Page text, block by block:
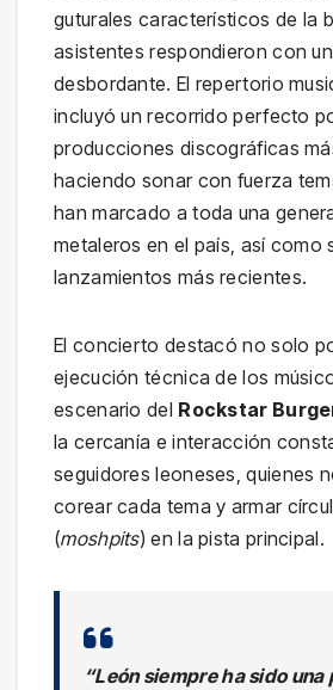
guturales característicos de la
asistentes respondieron con
desbordante. El repertorio
incluyó un recorrido perfecto
producciones discográficas
haciendo sonar con fuerza
han marcado a toda una
metaleros en el país, así como
lanzamientos más recientes.
El concierto destacó no solo
ejecución técnica de los
escenario del Rockstar
la cercanía e interacción
seguidores leoneses, quienes
corear cada tema y armar
(moshpits) en la pista principal.
“León siempre ha sido una